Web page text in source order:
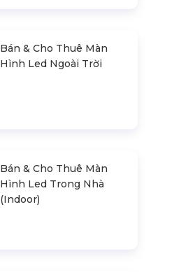
Bán & Cho Thuê Màn
Hình Led Ngoài Trời
Bán & Cho Thuê Màn
Hình Led Trong Nhà
(Indoor)